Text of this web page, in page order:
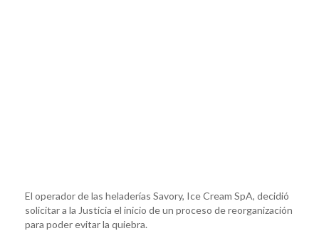
El operador de las heladerías Savory, Ice Cream SpA, decidió
solicitar a la Justicia el inicio de un proceso de reorganización
para poder evitar la quiebra.